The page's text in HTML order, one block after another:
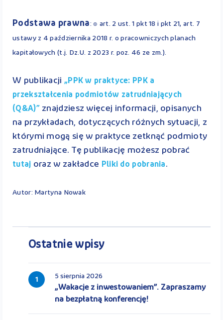
Podstawa prawna: ๏ art. 2 ust. 1 pkt 18 i pkt 21, art. 7
ustawy z 4 października 2018 r. o pracowniczych planach
kapitałowych (t.j. Dz.U. z 2023 r. poz. 46 ze zm.).
W publikacji „PPK w praktyce: PPK a
przekształcenia podmiotów zatrudniających
(Q&A)”znajdziesz więcej informacji, opisanych
na przykładach, dotyczących różnych sytuacji, z
którymi mogą się w praktyce zetknąć podmioty
zatrudniające. Tę publikację możesz pobrać
tutaj oraz w zakładce Pliki do pobrania.
Autor: Martyna Nowak
Ostatnie wpisy
1 5 sierpnia 2026
„Wakacje z inwestowaniem”. Zapraszamy
na bezpłatną konferencję!